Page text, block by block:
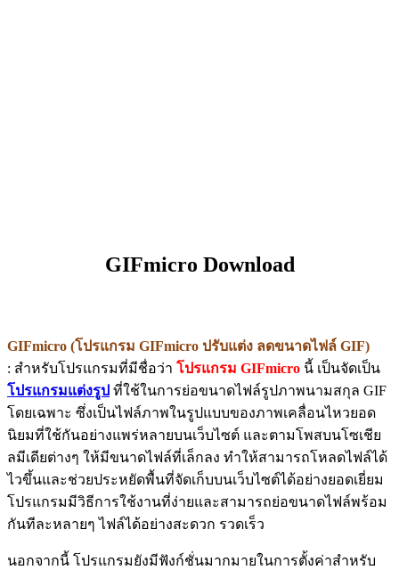
GIFmicro Download
GIFmicro (โปรแกรม GIFmicro ปรับแต่ง ลดขนาดไฟล์ GIF)
: สำหรับโปรแกรมที่มีชื่อว่า โปรแกรม GIFmicro นี้ เป็นจัดเป็น
โปรแกรมแต่งรูป ที่ใช้ในการย่อขนาดไฟล์รูปภาพนามสกุล GIF
โดยเฉพาะ ซึ่งเป็นไฟล์ภาพในรูปแบบของภาพเคลื่อนไหวยอด
นิยมที่ใช้กันอย่างแพร่หลายบนเว็บไซต์ และตามโพสบนโซเชีย
ลมีเดียต่างๆ ให้มีขนาดไฟล์ที่เล็กลง ทำให้สามารถโหลดไฟล์ได้
ไวขึ้นและช่วยประหยัดพื้นที่จัดเก็บบนเว็บไซต์ได้อย่างยอดเยี่ยม
โปรแกรมมีวิธีการใช้งานที่ง่ายและสามารถย่อขนาดไฟล์พร้อม
กันทีละหลายๆ ไฟล์ได้อย่างสะดวก รวดเร็ว
นอกจากนี้ โปรแกรมยังมีฟังก์ชั่นมากมายในการตั้งค่าสำหรับ